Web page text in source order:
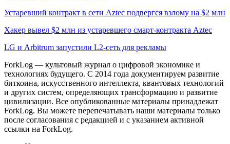
Устаревший контракт в сети Aztec подвергся взлому на $2 млн
Хакер вывел $2 млн из устаревшего смарт-контракта Aztec
LG и Arbitrum запустили L2-сеть для рекламы
ForkLog — культовый журнал о цифровой экономике и
технологиях будущего. С 2014 года документируем развитие
биткоина, искусственного интеллекта, квантовых технологий
и других систем, определяющих трансформацию и развитие
цивилизации. Все опубликованные материалы принадлежат
ForkLog. Вы можете перепечатывать наши материалы только
после согласования с редакцией и с указанием активной
ссылки на ForkLog.